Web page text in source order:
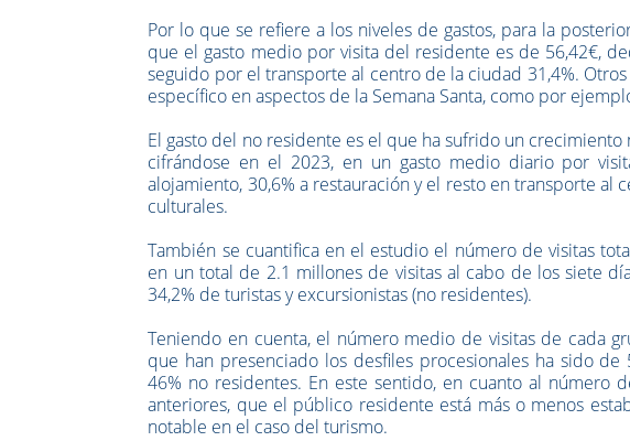
Por lo que se refiere a los niveles de gastos, para la
que el gasto medio por visita del residente es de 56,42€,
seguido por el transporte al centro de la ciudad 31,4%.
específico en aspectos de la Semana Santa, como por
El gasto del no residente es el que ha sufrido un
cifrándose en el 2023, en un gasto medio diario por
alojamiento, 30,6% a restauración y el resto en transporte
culturales.
También se cuantifica en el estudio el número de visitas
en un total de 2.1 millones de visitas al cabo de los siete
34,2% de turistas y excursionistas (no residentes).
Teniendo en cuenta, el número medio de visitas de cada
que han presenciado los desfiles procesionales ha sido
46% no residentes. En este sentido, en cuanto al número
anteriores, que el público residente está más o menos
notable en el caso del turismo.